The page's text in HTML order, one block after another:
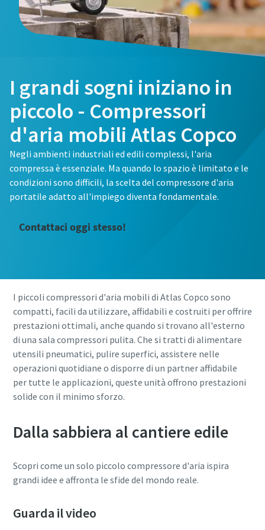
I grandi sogni iniziano in
piccolo - Compressori
d'aria mobili Atlas Copco
Negli ambienti industriali ed edili complessi, l'aria
compressa è essenziale. Ma quando lo spazio è limitato e le
condizioni sono difficili, la scelta del compressore d'aria
portatile adatto all'impiego diventa fondamentale.
Contattaci oggi stesso!
I piccoli compressori d'aria mobili di Atlas Copco sono
compatti, facili da utilizzare, affidabili e costruiti per offrire
prestazioni ottimali, anche quando si trovano all'esterno
di una sala compressori pulita. Che si tratti di alimentare
utensili pneumatici, pulire superfici, assistere nelle
operazioni quotidiane o disporre di un partner affidabile
per tutte le applicazioni, queste unità offrono prestazioni
solide con il minimo sforzo.
Dalla sabbiera al cantiere edile
Scopri come un solo piccolo compressore d'aria ispira
grandi idee e affronta le sfide del mondo reale.
Guarda il video
E-mail
Ulteriori informazioni
Azienda
Paese
CAP
Stato/Provincia
Richiesta